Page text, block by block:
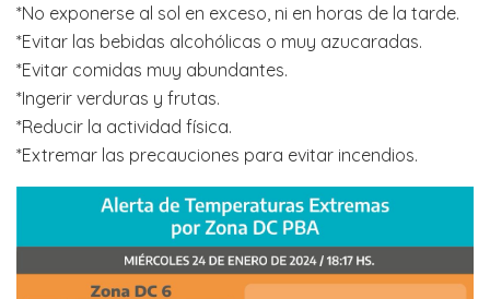
*No exponerse al sol en exceso, ni en horas de la tarde.
*Evitar las bebidas alcohólicas o muy azucaradas.
*Evitar comidas muy abundantes.
*Ingerir verduras y frutas.
*Reducir la actividad física.
*Extremar las precauciones para evitar incendios.